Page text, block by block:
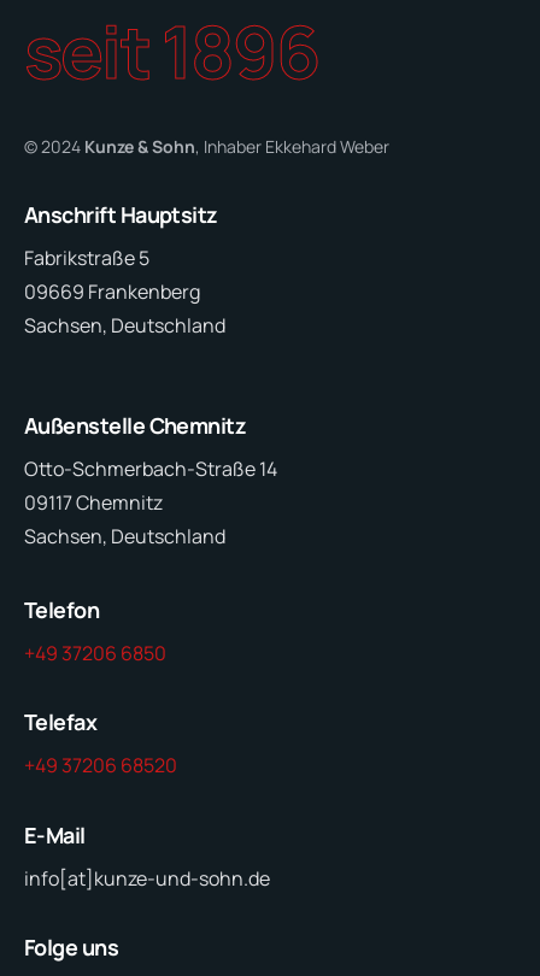
seit 1896
© 2024 Kunze & Sohn, Inhaber Ekkehard Weber
Anschrift Hauptsitz
Fabrikstraße 5
09669 Frankenberg
Sachsen, Deutschland
Außenstelle Chemnitz
Otto-Schmerbach-Straße 14
09117 Chemnitz
Sachsen, Deutschland
Telefon
+49 37206 6850
Telefax
+49 37206 68520
E-Mail
info[at]kunze-und-sohn.de
Folge uns